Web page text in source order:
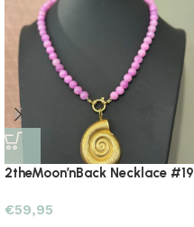
2theMoon’nBack Necklace #19
€59,95